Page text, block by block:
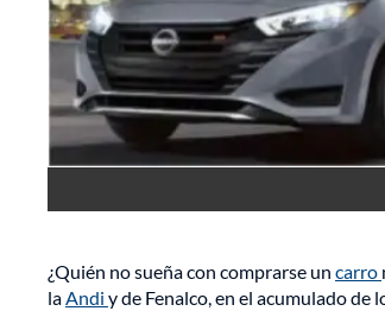
¿Quién no sueña con comprarse un carro
laAndi y de Fenalco, en el acumulado